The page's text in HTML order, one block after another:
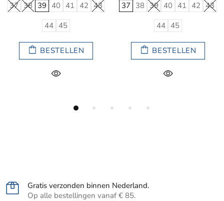
40 41 42 43
37 38 39 40 41 42 43
BESTELLEN
37 38 39
Gratis verzonden binnen Nederland.
Op alle bestellingen vanaf € 85.